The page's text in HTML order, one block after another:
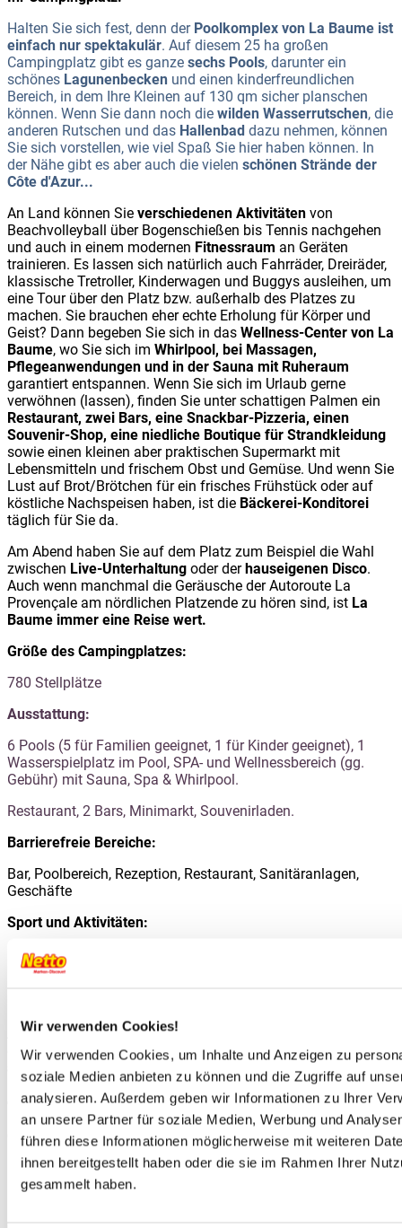
Wir verwenden Cookies!
Wir verwenden Cookies, um Inhalte und Anzeigen zu
soziale Medien anbieten zu können und die Zugriffe auf
analysieren. Außerdem geben wir Informationen zu Ihrer
an unsere Partner für soziale Medien, Werbung und
führen diese Informationen möglicherweise mit weiteren
ihnen bereitgestellt haben oder die sie im Rahmen Ihrer
gesammelt haben.
Halten Sie sich fest, denn der Poolkomplex von La Baume ist
einfach nur spektakulär. Auf diesem 25 ha großen
Campingplatz gibt es ganze sechs Pools, darunter ein
schönes Lagunenbecken und einen kinderfreundlichen
Bereich, in dem Ihre Kleinen auf 130 qm sicher planschen
können. Wenn Sie dann noch die wilden Wasserrutschen, die
anderen Rutschen und das Hallenbad dazu nehmen, können
Sie sich vorstellen, wie viel Spaß Sie hier haben können. In
der Nähe gibt es aber auch die vielen schönen Strände der
Côte d'Azur...
An Land können Sie verschiedenen Aktivitäten von
Beachvolleyball über Bogenschießen bis Tennis nachgehen
und auch in einem modernen Fitnessraum an Geräten
trainieren. Es lassen sich natürlich auch Fahrräder, Dreiräder,
klassische Tretroller, Kinderwagen und Buggys ausleihen, um
eine Tour über den Platz bzw. außerhalb des Platzes zu
machen. Sie brauchen eher echte Erholung für Körper und
Geist? Dann begeben Sie sich in das Wellness-Center von La
Baume, wo Sie sich im Whirlpool, bei Massagen,
Pflegeanwendungen und in der Sauna mit Ruheraum
garantiert entspannen. Wenn Sie sich im Urlaub gerne
verwöhnen (lassen), finden Sie unter schattigen Palmen ein
Restaurant, zwei Bars, eine Snackbar-Pizzeria, einen
Souvenir-Shop, eine niedliche Boutique für Strandkleidung
sowie einen kleinen aber praktischen Supermarkt mit
Lebensmitteln und frischem Obst und Gemüse. Und wenn Sie
Lust auf Brot/Brötchen für ein frisches Frühstück oder auf
köstliche Nachspeisen haben, ist die Bäckerei-Konditorei
täglich für Sie da.
Am Abend haben Sie auf dem Platz zum Beispiel die Wahl
zwischen Live-Unterhaltung oder derhauseigenen Disco.
Auch wenn manchmal die Geräusche der Autoroute La
Provençale am nördlichen Platzende zu hören sind, ist La
Baume immer eine Reise wert.
Größe des Campingplatzes:
780 Stellplätze
Ausstattung:
6 Pools (5 für Familien geeignet, 1 für Kinder geeignet), 1
Wasserspielplatz im Pool, SPA- und Wellnessbereich (gg.
Gebühr) mit Sauna, Spa & Whirlpool.
Restaurant, 2 Bars, Minimarkt, Souvenirladen.
Barrierefreie Bereiche:
Bar, Poolbereich, Rezeption, Restaurant, Sanitäranlagen,
Geschäfte
Sport und Aktivitäten:
Kids Club, Fußball, Tischtennis, Aqua-Aerobic, Boules,
Badminton
Alle Mobilheime verfügen über
einem Doppelbett und zwei Einzelbetten) und bieten einegut
ausgestattete Küchenzeile
mit Sitzgelegenheit und einem
Badezimmer mit Dusche und WCausreichend Platz für einen
entspannten Campingurlaub für die ganze Familie.
In der Regel finden Sie an der Unterkunfteine Terrasse mit
Gartenmöbeln - ideal für die Zeit mit der Familie im Freien.
Die 3. & 4. Person reist gratis!